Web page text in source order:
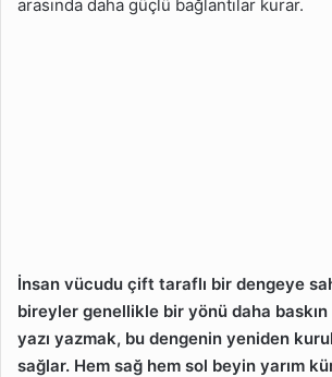
arasında daha güçlü bağlantılar kurar.
İnsan vücudu çift taraflı bir dengeye
bireyler genellikle bir yönü daha baskın
yazı yazmak, bu dengenin yeniden
sağlar. Hem sağ hem sol beyin yarım